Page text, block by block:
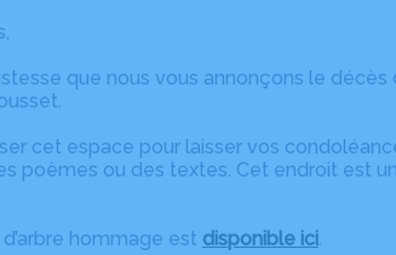
que nous vous annonçons le
cet espace pour laisser vos
poèmes ou des textes. Cet endroit est
hommage est disponible ici.